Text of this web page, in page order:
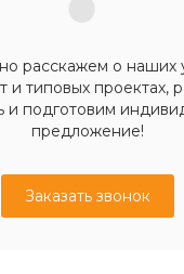
расскажем о наших
и типовых проектах,
и подготовим
предложение!
Заказать звонок